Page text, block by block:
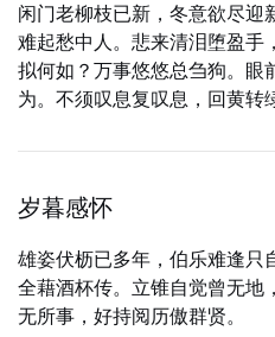
闲门老柳枝已新，冬意欲尽迎
难起愁中人。悲来清泪堕盈手
拟何如？万事悠悠总刍狗。眼
为。不须叹息复叹息，回黄转
岁暮感怀
雄姿伏枥已多年，伯乐难逢只
全藉酒杯传。立锥自觉曾无地
无所事，好持阅历傲群贤。